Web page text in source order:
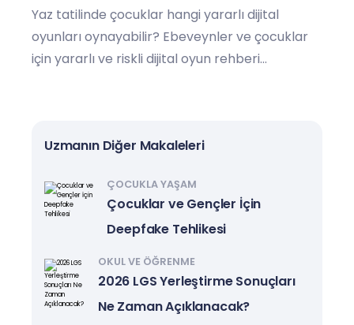
Yaz tatilinde çocuklar hangi yararlı dijital
oyunları oynayabilir? Ebeveynler ve çocuklar
için yararlı ve riskli dijital oyun rehberi...
Uzmanın Diğer Makaleleri
ÇOCUKLA YAŞAM
Çocuklar ve Gençler İçin
Deepfake Tehlikesi
OKUL VE ÖĞRENME
2026 LGS Yerleştirme Sonuçları
Ne Zaman Açıklanacak?